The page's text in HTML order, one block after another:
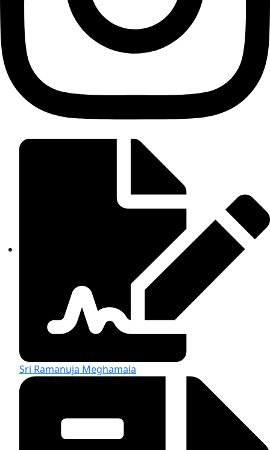
Sri Ramanuja Meghamala